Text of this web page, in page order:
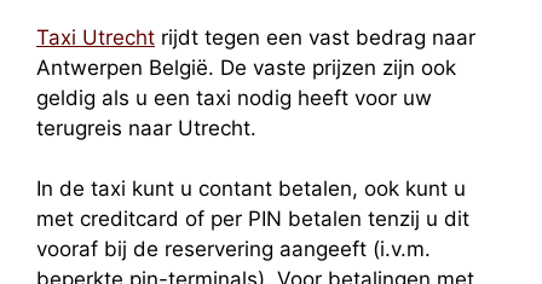
Taxi Utrecht rijdt tegen een vast bedrag naar
Antwerpen België. De vaste prijzen zijn ook
geldig als u een taxi nodig heeft voor uw
terugreis naar Utrecht.
In de taxi kunt u contant betalen, ook kunt u
met creditcard of per PIN betalen tenzij u dit
vooraf bij de reservering aangeeft (i.v.m.